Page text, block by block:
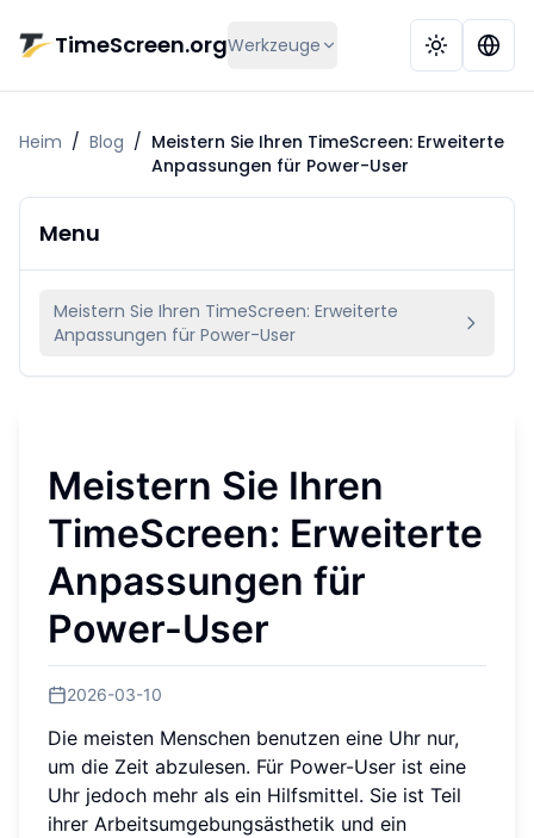
TimeScreen.orgWerkzeuge
Heim / Blog / Meistern Sie Ihren TimeScreen: Erweiterte
Anpassungen für Power-User
Menu
Meistern Sie Ihren TimeScreen: Erweiterte
Anpassungen für Power-User
Meistern Sie Ihren
TimeScreen: Erweiterte
Anpassungen für
Power-User
2026-03-10
Die meisten Menschen benutzen eine Uhr nur,
um die Zeit abzulesen. Für Power-User ist eine
Uhr jedoch mehr als ein Hilfsmittel. Sie ist Teil
ihrer Arbeitsumgebungsästhetik und ein